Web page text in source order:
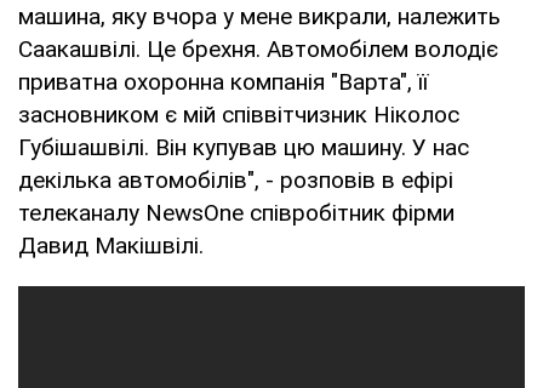
машина, яку вчора у мене викрали, належить
Саакашвілі. Це брехня. Автомобілем володіє
приватна охоронна компанія "Варта", її
засновником є мій співвітчизник Ніколос
Губішашвілі. Він купував цю машину. У нас
декілька автомобілів", - розповів в ефірі
телеканалу NewsOne співробітник фірми
Давид Макішвілі.